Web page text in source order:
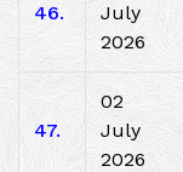
46.
July
2026
47.
02
July
2026